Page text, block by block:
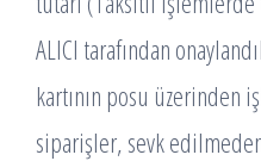
ALICI tarafından
kartının posu üzerinden
siparişler, sevk